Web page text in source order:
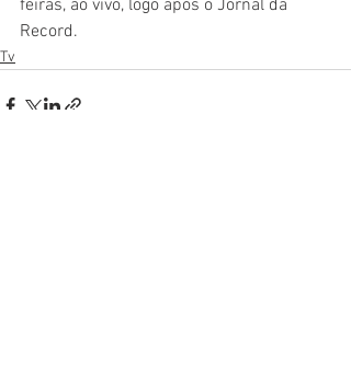
feiras, ao vivo, logo após o Jornal da
Record.
Tv